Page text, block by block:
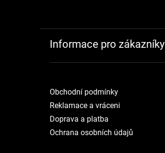
Informace pro zákazníky
Obchodní podmínky
Reklamace a vráceni
Doprava a platba
Ochrana osobních údajů